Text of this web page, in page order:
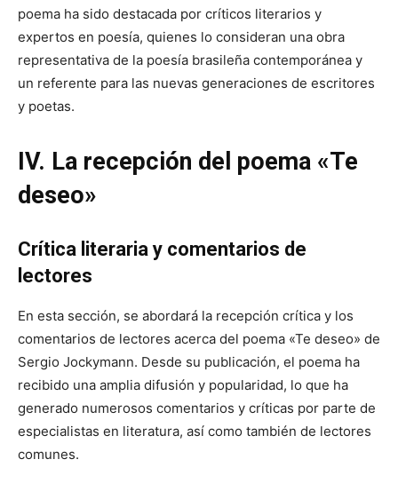
poema ha sido destacada por críticos literarios y
expertos en poesía, quienes lo consideran una obra
representativa de la poesía brasileña contemporánea y
un referente para las nuevas generaciones de escritores
y poetas.
IV. La recepción del poema «Te
deseo»
Crítica literaria y comentarios de
lectores
En esta sección, se abordará la recepción crítica y los
comentarios de lectores acerca del poema «Te deseo» de
Sergio Jockymann. Desde su publicación, el poema ha
recibido una amplia difusión y popularidad, lo que ha
generado numerosos comentarios y críticas por parte de
especialistas en literatura, así como también de lectores
comunes.